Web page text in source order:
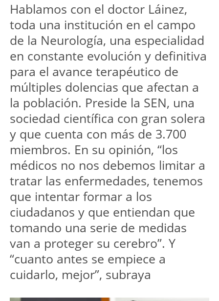
Hablamos con el doctor Láinez,
toda una institución en el campo
de la Neurología, una especialidad
en constante evolución y definitiva
para el avance terapéutico de
múltiples dolencias que afectan a
la población. Preside la SEN, una
sociedad científica con gran solera
y que cuenta con más de 3.700
miembros. En su opinión, “los
médicos no nos debemos limitar a
tratar las enfermedades, tenemos
que intentar formar a los
ciudadanos y que entiendan que
tomando una serie de medidas
van a proteger su cerebro”. Y
“cuanto antes se empiece a
cuidarlo, mejor”, subraya